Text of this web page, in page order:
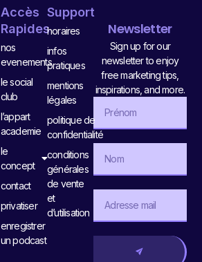
Accès
Rapides
nos
evenements
le social
club
l’appart
academie
le
concept
contact
privatiser
enregistrer
un podcast
Support
horaires
infos
pratiques
mentions
légales
politique de
confidentialité
conditions
générales
de vente
et
d’utilisation
Newsletter
Sign up for our
newsletter to enjoy
free marketing tips,
inspirations, and more.